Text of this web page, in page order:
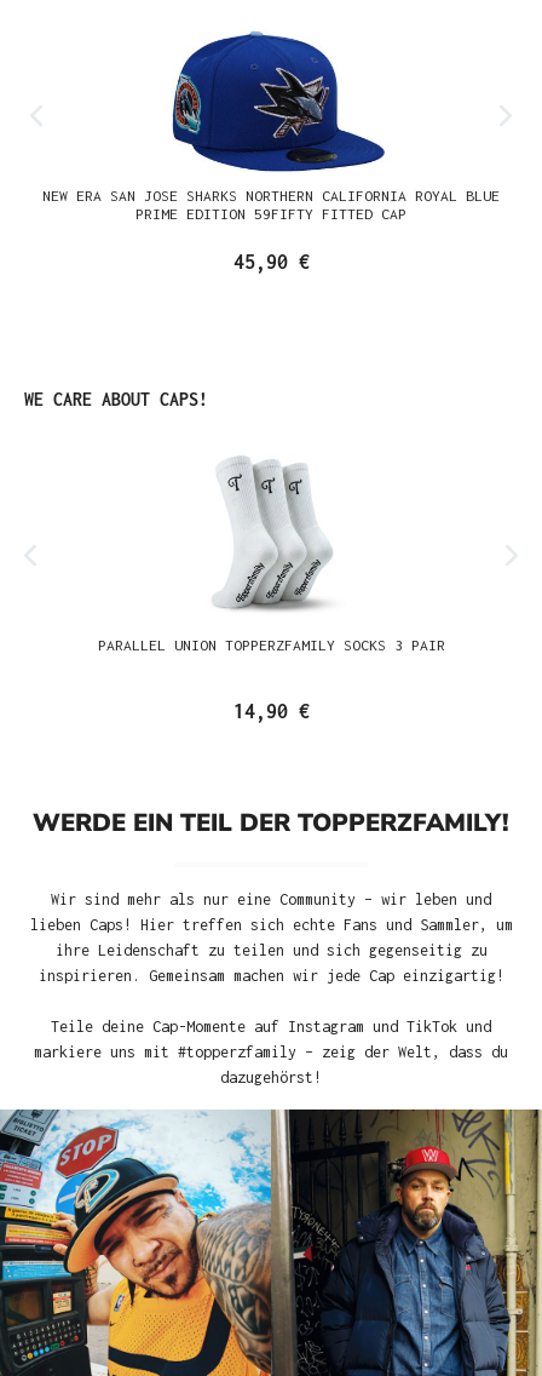
NEW ERA SAN JOSE SHARKS NORTHERN CALIFORNIA ROYAL BLUE
PRIME EDITION 59FIFTY FITTED CAP
45,90 €
Produktgalerie überspringen
WE CARE ABOUT CAPS!
PARALLEL UNION TOPPERZFAMILY SOCKS 3 PAIR
14,90 €
WERDE EIN TEIL DER TOPPERZFAMILY!
Wir sind mehr als nur eine Community – wir leben und
lieben Caps! Hier treffen sich echte Fans und Sammler, um
ihre Leidenschaft zu teilen und sich gegenseitig zu
inspirieren. Gemeinsam machen wir jede Cap einzigartig!
Teile deine Cap-Momente auf Instagram und TikTok und
markiere uns mit #topperzfamily – zeig der Welt, dass du
dazugehörst!